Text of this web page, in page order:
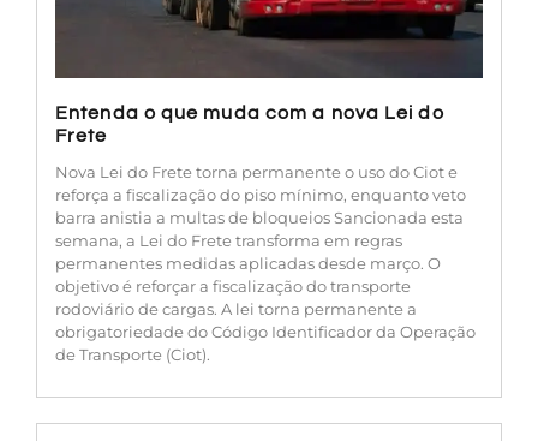
Entenda o que muda com a nova Lei do
Frete
Nova Lei do Frete torna permanente o uso do Ciot e
reforça a fiscalização do piso mínimo, enquanto veto
barra anistia a multas de bloqueios Sancionada esta
semana, a Lei do Frete transforma em regras
permanentes medidas aplicadas desde março. O
objetivo é reforçar a fiscalização do transporte
rodoviário de cargas. A lei torna permanente a
obrigatoriedade do Código Identificador da Operação
de Transporte (Ciot).